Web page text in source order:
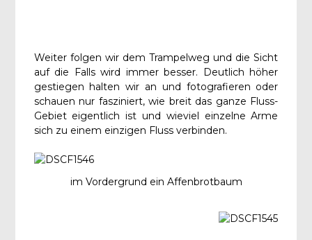
Weiter folgen wir dem Trampelweg und die Sicht
auf die Falls wird immer besser. Deutlich höher
gestiegen halten wir an und fotografieren oder
schauen nur fasziniert, wie breit das ganze Fluss-
Gebiet eigentlich ist und wieviel einzelne Arme
sich zu einem einzigen Fluss verbinden.
im Vordergrund ein Affenbrotbaum